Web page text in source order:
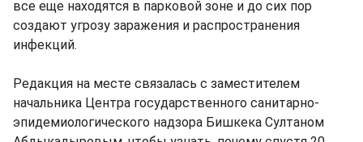
все еще находятся в парковой зоне и до сих пор
создают угрозу заражения и распространения
инфекций.
Редакция на месте связалась с заместителем
начальника Центра государственного санитарно-
эпидемиологического надзора Бишкека Султаном